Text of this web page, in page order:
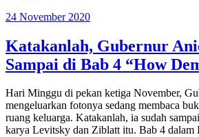
24 November 2020
Katakanlah, Gubernur
Sampai di Bab 4 “How
Hari Minggu di pekan ketiga November,
mengeluarkan fotonya sedang membaca
ruang keluarga. Katakanlah, ia sudah
karya Levitsky dan Ziblatt itu. Bab 4